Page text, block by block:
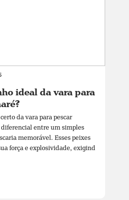
ideal da vara para
da vara para pescar
diferencial entre um simples
memorável. Esses peixes
força e explosividade, exigind